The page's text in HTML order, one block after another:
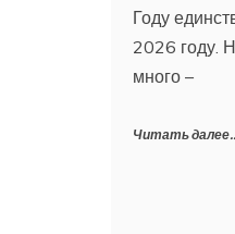
Году
2026 году.
много –
Читать